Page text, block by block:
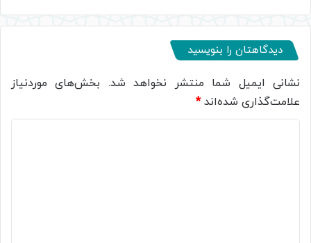
دیدگاهتان را بنویسید
نشانی ایمیل شما منتشر نخواهد شد. بخش‌های موردنیاز
علامت‌گذاری شده‌اند*